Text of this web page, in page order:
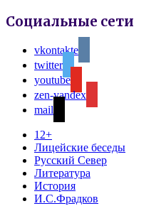
Социальные сети
vkontakte
twitter
youtube
zen-yandex
mail
12+
Лицейские беседы
Русский Север
Литература
История
И.С.Фрадков